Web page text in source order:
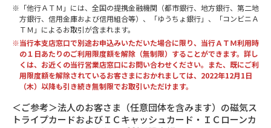
「他行ＡＴＭ」には、全国の提携金融機関（都市銀行、地方銀行、第二地
方銀行、信用金庫および信用組合等）、「ゆうちょ銀行」、「コンビニＡ
ＴＭ」によるお取引が含まれます。
当行本支店窓口で別途お申込みいただいた場合に限り、当行ＡＴＭ利用時
の１日あたりのご利用限度額を解除（無制限）することができます。詳し
くは、お近くの当行営業店窓口にお問い合わせください。また、既にご利
用限度額を解除されているお客さまにおかれましては、2022年12月1日
（木）以降も引き続き無制限でお取引いただけます。
＜ご参考＞法人のお客さま（任意団体を含みます）の磁気ス
トライプカードおよびＩＣキャッシュカード・ＩＣローンカ